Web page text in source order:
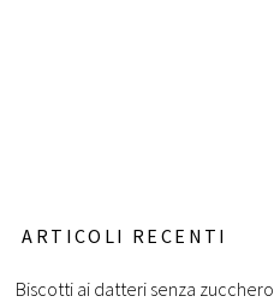
ARTICOLI RECENTI
Biscotti ai datteri senza zucchero